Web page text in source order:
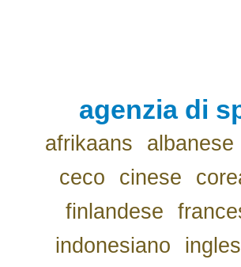
agenzia di
afrikaans albanese
ceco
cinese
finlandese
indonesiano